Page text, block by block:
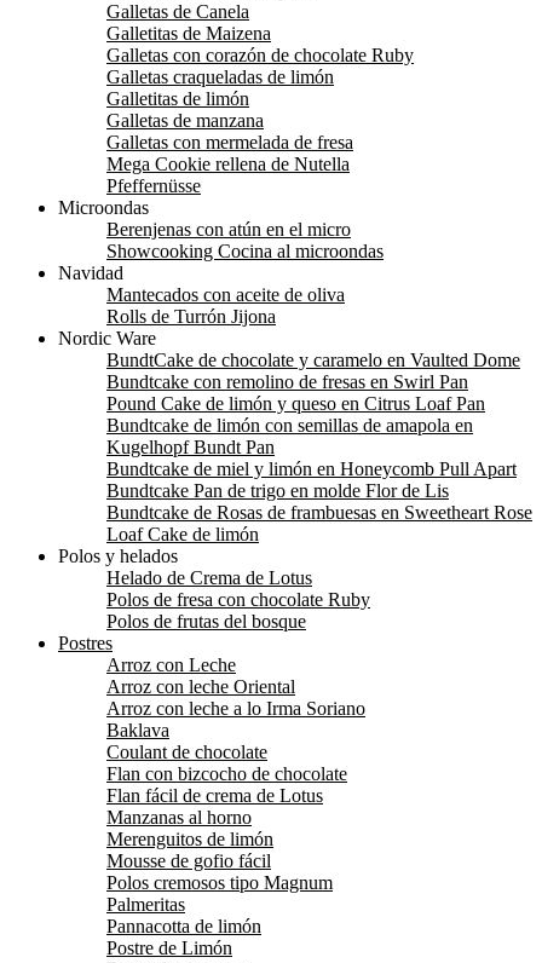
Galletas de Canela
Galletitas de Maizena
Galletas con corazón de chocolate Ruby
Galletas craqueladas de limón
Galletitas de limón
Galletas de manzana
Galletas con mermelada de fresa
Mega Cookie rellena de Nutella
Pfeffernüsse
Microondas
Berenjenas con atún en el micro
Showcooking Cocina al microondas
Navidad
Mantecados con aceite de oliva
Rolls de Turrón Jijona
Nordic Ware
BundtCake de chocolate y caramelo en Vaulted Dome
Bundtcake con remolino de fresas en Swirl Pan
Pound Cake de limón y queso en Citrus Loaf Pan
Bundtcake de limón con semillas de amapola en
Kugelhopf Bundt Pan
Bundtcake de miel y limón en Honeycomb Pull Apart
Bundtcake Pan de trigo en molde Flor de Lis
Bundtcake de Rosas de frambuesas en Sweetheart Rose
Loaf Cake de limón
Polos y helados
Helado de Crema de Lotus
Polos de fresa con chocolate Ruby
Polos de frutas del bosque
Postres
Arroz con Leche
Arroz con leche Oriental
Arroz con leche a lo Irma Soriano
Baklava
Coulant de chocolate
Flan con bizcocho de chocolate
Flan fácil de crema de Lotus
Manzanas al horno
Merenguitos de limón
Mousse de gofio fácil
Polos cremosos tipo Magnum
Palmeritas
Pannacotta de limón
Postre de Limón